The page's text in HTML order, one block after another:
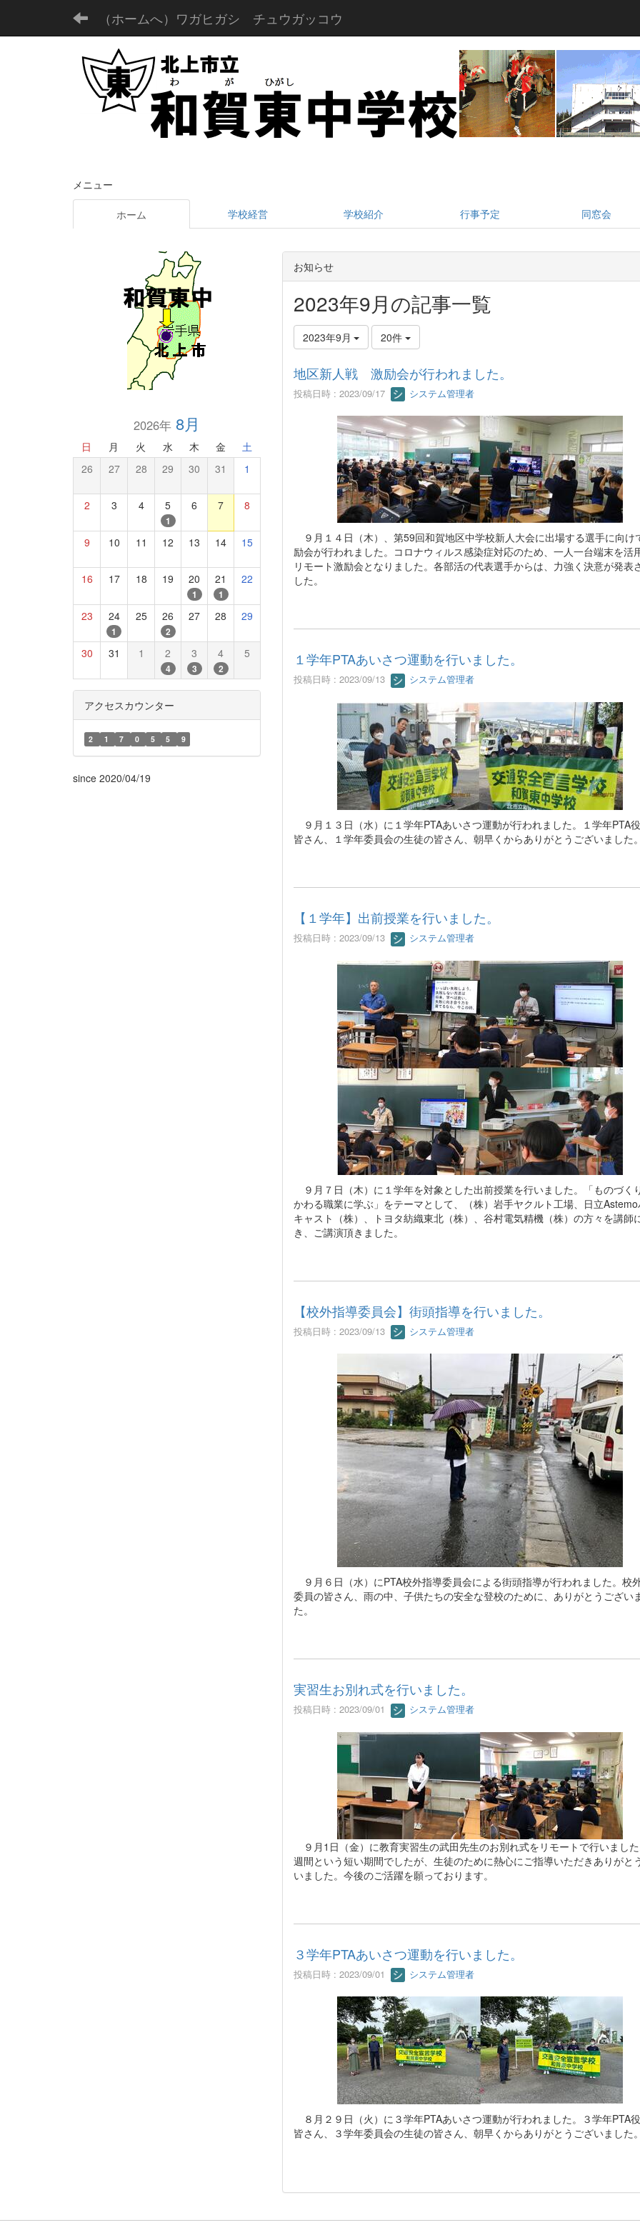
（ホームへ）ワガヒガシ チュウガッコウ
メニュー
ホーム 学校経営 学校紹介 行事予定 同窓会
お知らせ
2023年9月の記事一覧
2023年9月 20件
地区新人戦 激励会が行われました。
投稿日時 : 2023/09/17 システム管理者
９月１４日（木）、第59回和賀地区中学校新人大会に出場する選手に向け
励会が行われました。コロナウィルス感染症対応のため、一人一台端末を活
リモート激励会となりました。各部活の代表選手からは、力強く決意が発表
した。
１学年PTAあいさつ運動を行いました。
投稿日時 : 2023/09/13 システム管理者
９月１３日（水）に１学年PTAあいさつ運動が行われました。１学年PTA
皆さん、１学年委員会の生徒の皆さん、朝早くからありがとうございました。
【１学年】出前授業を行いました。
投稿日時 : 2023/09/13 システム管理者
９月７日（木）に１学年を対象とした出前授業を行いました。「ものづく
かわる職業に学ぶ」をテーマとして、（株）岩手ヤクルト工場、日立Astemo
キャスト（株）、トヨタ紡織東北（株）、谷村電気精機（株）の方々を講師
き、ご講演頂きました。
【校外指導委員会】街頭指導を行いました。
投稿日時 : 2023/09/13 システム管理者
９月６日（水）にPTA校外指導委員会による街頭指導が行われました。校
委員の皆さん、雨の中、子供たちの安全な登校のために、ありがとうござい
た。
実習生お別れ式を行いました。
投稿日時 : 2023/09/01 システム管理者
９月1日（金）に教育実習生の武田先生のお別れ式をリモートで行いました
週間という短い期間でしたが、生徒のために熱心にご指導いただきありがと
いました。今後のご活躍を願っております。
３学年PTAあいさつ運動を行いました。
投稿日時 : 2023/09/01 システム管理者
８月２９日（火）に３学年PTAあいさつ運動が行われました。３学年PTA
皆さん、３学年委員会の生徒の皆さん、朝早くからありがとうございました。
2026年8月
日 月 火 水 木 金 土
26 27 28 29 30 31 1
2 3 4 5
1
6 7 8
9 10 11 12 13 14 15
16 17 18 19 20
1
21
1
22
23 24
1
25 26
2
27 28 29
30 31 1 2
4
3
3
4
2
5
アクセスカウンター
2 1 7 0 5 5 9
since 2020/04/19